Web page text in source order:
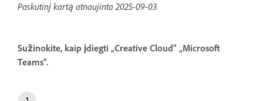
Paskutinį kartą atnaujinta2025-09-03
Sužinokite, kaip įdiegti „Creative Cloud“ „Microsoft
Teams“.